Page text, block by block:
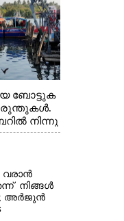
ബോട്ടുക
പരുന്തുകൾ.
നിന്നു
വരാൻ
നിങ്ങൾ
അർജുൻ